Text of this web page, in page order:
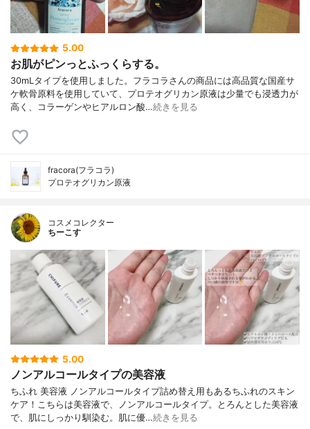
5.00
お肌がピンっとふっくらする。
30mLタイプを使用しました。フラコラさんの商品には高品質な国産サ
ケ軟骨原料を使用していて、プロテオグリカン原液は少量でも浸透力が
高く、コラーゲンやヒアルロン酸…続きを見る
fracora(フラコラ)
プロテオグリカン原液
コスメコレクター
ちーこす
5.00
ノンアルコールタイプの美容液
ちふれ 美容液 ノンアルコールタイプ詰め替え用もあるちふれのスキン
ケア！こちらは美容液で、ノンアルコールタイプ。とろんとした美容液
で、肌にしっかり馴染む。肌に優…続きを見る